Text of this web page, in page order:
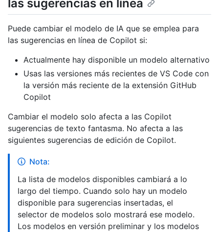
las sugerencias en línea
Puede cambiar el modelo de IA que se emplea para
las sugerencias en línea de Copilot si:
Actualmente hay disponible un modelo alternativo
Usas las versiones más recientes de VS Code con
la versión más reciente de la extensión GitHub
Copilot
Cambiar el modelo solo afecta a las Copilot
sugerencias de texto fantasma. No afecta a las
siguientes sugerencias de edición de Copilot.
Nota:
La lista de modelos disponibles cambiará a lo
largo del tiempo. Cuando solo hay un modelo
disponible para sugerencias insertadas, el
selector de modelos solo mostrará ese modelo.
Los modelos en versión preliminar y los modelos